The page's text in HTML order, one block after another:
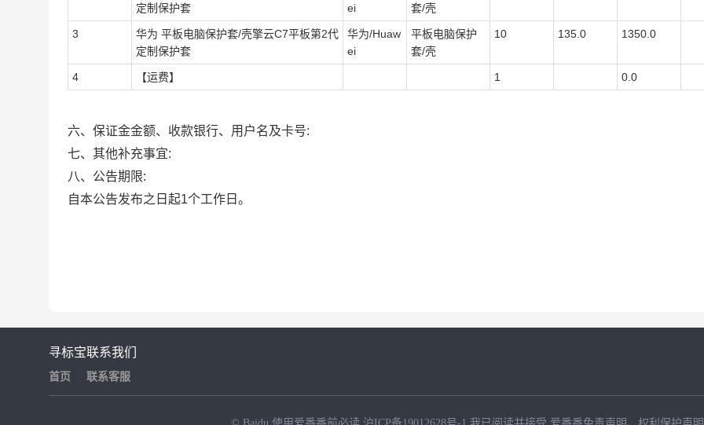
定制保护套
ei
套/壳
3
华为 平板电脑保护套/壳擎云C7平板第2代
定制保护套
华为/Huaw
ei
平板电脑保护
套/壳
10 135.0 1350.0
4 【运费】 1 0.0
六、保证金金额、收款银行、用户名及卡号:
七、其他补充事宜:
八、公告期限:
自本公告发布之日起1个工作日。
寻标宝
首页
联系我们
联系客服